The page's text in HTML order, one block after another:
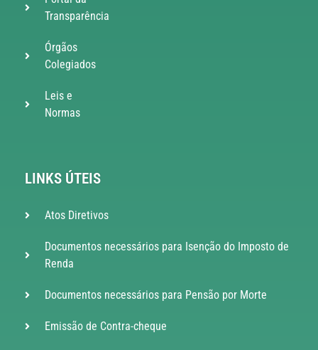
Transparência
Órgãos
Colegiados
Leis e
Normas
LINKS ÚTEIS
Atos Diretivos
Documentos necessários para Isenção do Imposto de
Renda
Documentos necessários para Pensão por Morte
Emissão de Contra-cheque